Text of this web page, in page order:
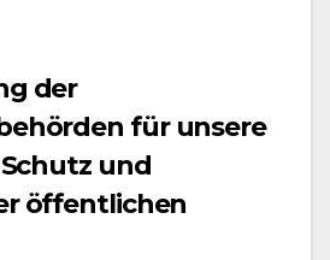
der
für unsere
und
öffentlichen